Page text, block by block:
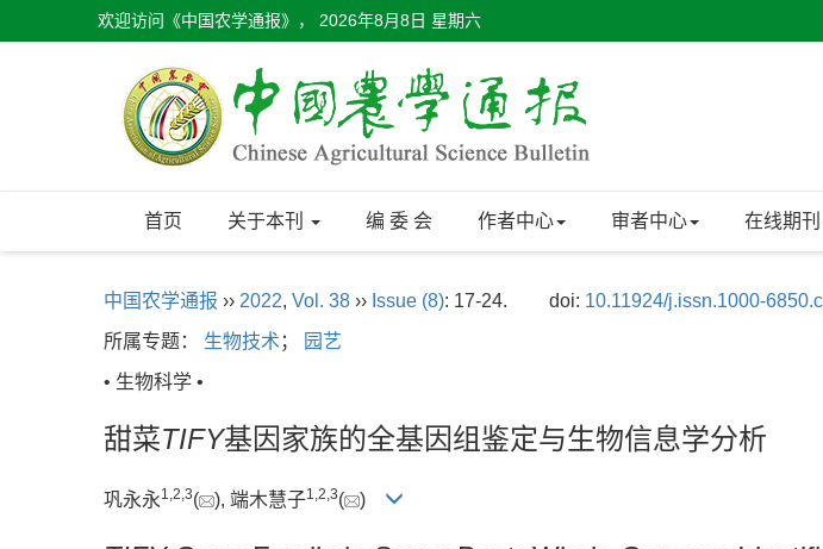
欢迎访问《中国农学通报》， 2026年8月8日 星期六
首页 关于本刊 编 委 会 作者中心 审者中心 在线期刊
中国农学通报 ›› 2022, Vol. 38 ›› Issue (8): 17-24. doi: 10.11924/j.issn.1000-
所属专题： 生物技术；
园艺
• 生物科学 •
甜菜TIFY基因家族的全基因组鉴定与生物信息学分析
巩永永1,2,3( ), 端木慧子1,2,3( )